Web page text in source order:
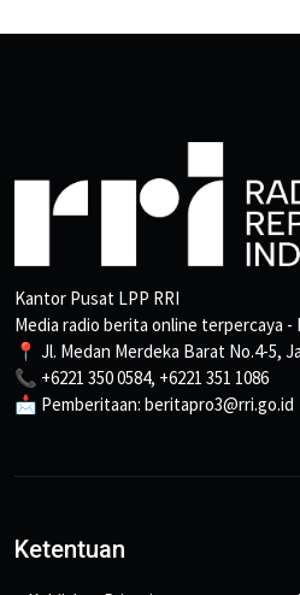
Kantor Pusat LPP RRI
Media radio berita online terpercaya -
📍 Jl. Medan Merdeka Barat No.4-5,
📞 +6221 350 0584, +6221 351 1086
📩 Pemberitaan: beritapro3@rri.go.id
Ketentuan